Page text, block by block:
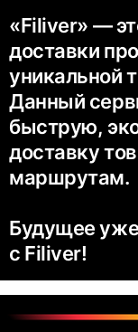
«Filiver» —
доставки
уникальной
Данный
быструю,
доставку
маршрутам.
Будущее
с Filiver!